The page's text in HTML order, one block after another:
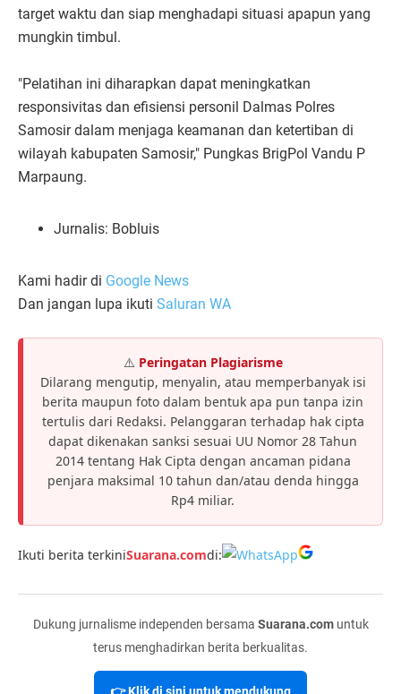
target waktu dan siap menghadapi situasi apapun yang
mungkin timbul.
"Pelatihan ini diharapkan dapat meningkatkan
responsivitas dan efisiensi personil Dalmas Polres
Samosir dalam menjaga keamanan dan ketertiban di
wilayah kabupaten Samosir," Pungkas BrigPol Vandu P
Marpaung.
Jurnalis: Bobluis
Kami hadir di Google News
Dan jangan lupa ikuti Saluran WA
⚠️ Peringatan Plagiarisme
Dilarang mengutip, menyalin, atau memperbanyak isi
berita maupun foto dalam bentuk apa pun tanpa izin
tertulis dari Redaksi. Pelanggaran terhadap hak cipta
dapat dikenakan sanksi sesuai UU Nomor 28 Tahun
2014 tentang Hak Cipta dengan ancaman pidana
penjara maksimal 10 tahun dan/atau denda hingga
Rp4 miliar.
Ikuti berita terkiniSuarana.comdi:
Dukung jurnalisme independen bersama Suarana.comuntuk
terus menghadirkan berita berkualitas.
👉 Klik di sini untuk mendukung